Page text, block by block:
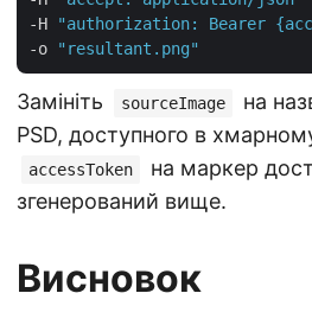
-H
"authorization: Bearer
-o
"resultant.png"
Замініть sourceImage
на
PSD, доступного в
accessToken
на маркер
згенерований вище.
Висновок